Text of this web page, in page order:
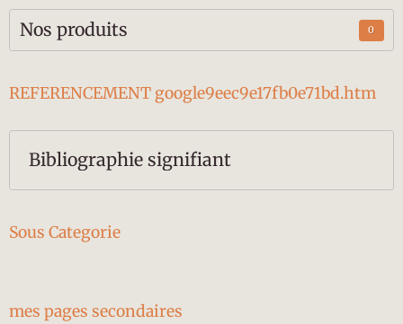
Nos produits 0
REFERENCEMENT google9eec9e17fb0e71bd.htm
Bibliographie signifiant
Sous Categorie
mes pages secondaires